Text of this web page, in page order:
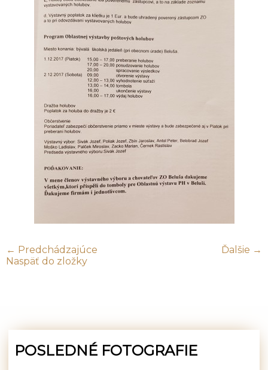
← Predchádzajúce
Ďalšie →
Naspäť do zložky
POSLEDNÉ FOTOGRAFIE